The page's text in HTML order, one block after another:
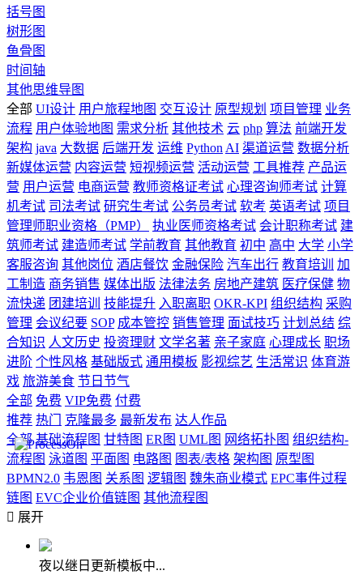
括号图
树形图
鱼骨图
时间轴
其他思维导图
全部 UI设计 用户旅程地图 交互设计 原型规划 项目管理 业务
流程 用户体验地图 需求分析 其他技术 云 php 算法 前端开发
架构 java 大数据 后端开发 运维 Python AI 渠道运营 数据分析
新媒体运营 内容运营 短视频运营 活动运营 工具推荐 产品运
营 用户运营 电商运营 教师资格证考试 心理咨询师考试 计算
机考试 司法考试 研究生考试 公务员考试 软考 英语考试 项目
管理师职业资格（PMP）
执业医师资格考试 会计职称考试 建
筑师考试 建造师考试 学前教育 其他教育 初中 高中 大学 小学
客服咨询 其他岗位 酒店餐饮 金融保险 汽车出行 教育培训
加
工制造 商务销售 媒体出版 法律法务 房地产建筑 医疗保健 物
流快递 团建培训 技能提升 入职离职 OKR-KPI 组织结构 采购
管理 会议纪要 SOP 成本管控 销售管理 面试技巧 计划总结 综
合知识 人文历史 投资理财 文学名著 亲子家庭 心理成长 职场
进阶 个性风格 基础版式 通用模板 影视综艺 生活常识 体育游
戏 旅游美食 节日节气
全部 免费 VIP免费 付费
推荐 热门 克隆最多 最新发布 达人作品
全部 基础流程图 甘特图 ER图 UML图 网络拓扑图 组织结构-
流程图 泳道图 平面图 电路图 图表/表格 架构图 原型图
BPMN2.0 韦恩图 关系图 逻辑图 魏朱商业模式 EPC事件过程
链图 EVC企业价值链图 其他流程图
 展开
夜以继日更新模板中...